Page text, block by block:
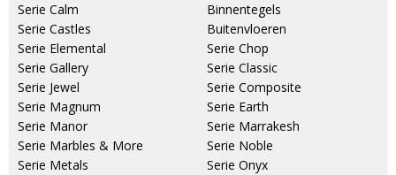
Serie Calm
Serie Castles
Serie Elemental
Serie Gallery
Serie Jewel
Serie Magnum
Serie Manor
Serie Marbles & More
Serie Metals
Binnentegels
Buitenvloeren
Serie Chop
Serie Classic
Serie Composite
Serie Earth
Serie Marrakesh
Serie Noble
Serie Onyx